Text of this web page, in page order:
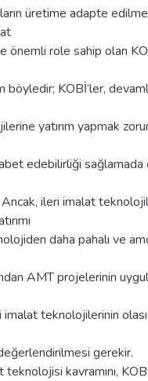
üretime adapte
role sahip olan
böyledir; KOBİ’ler,
yatırım yapmak
edebilirliği sağlamada
ileri imalat
daha pahalı ve
AMT projelerinin
teknolojilerinin olası
gerekir.
teknolojisi kavramını,